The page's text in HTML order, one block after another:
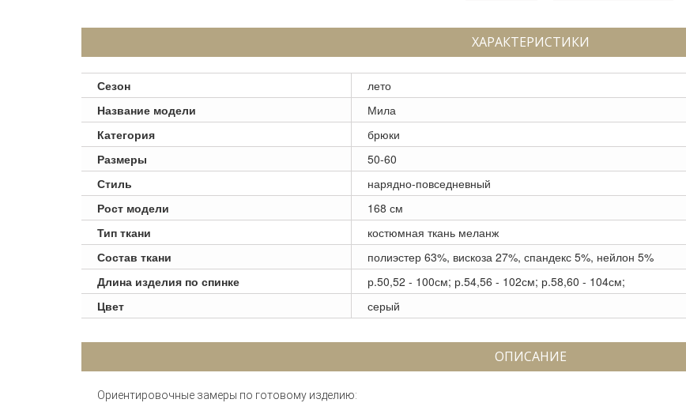
ХАРАКТЕРИСТИКИ
Сезон
лето
Название модели
Мила
Категория
брюки
Размеры
50-60
Стиль
нарядно-повседневный
Рост модели
168 см
Тип ткани
костюмная ткань меланж
Состав ткани
полиэстер 63%, вискоза 27%, спандекс 5%, нейлон 5%
Длина изделия по спинке
р.50,52 - 100см; р.54,56 - 102см; р.58,60 - 104см;
Цвет
серый
ОПИСАНИЕ
Ориентировочные замеры по готовому изделию: